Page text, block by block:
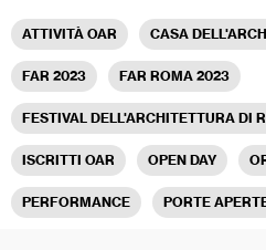
ATTIVITÀ OAR CASA
FAR 2023 FAR ROMA 2023
FESTIVAL DELL'ARCHITETTURA DI
ISCRITTI OAR OPEN DAY
PERFORMANCE PORTE